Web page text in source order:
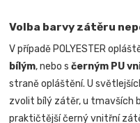
Volba barvy zátěru
V případě POLYESTER
bílým, nebo sčerným PU
straně opláštění. U
zvolit bílý zátěr, u tmavších
praktičtější černý vnitřní